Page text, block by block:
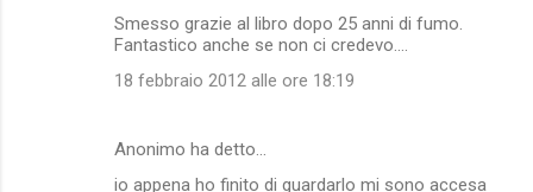
Smesso grazie al libro dopo 25 anni di fumo.
Fantastico anche se non ci credevo....
18 febbraio 2012 alle ore 18:19
Anonimo ha detto…
io appena ho finito di guardarlo mi sono accesa